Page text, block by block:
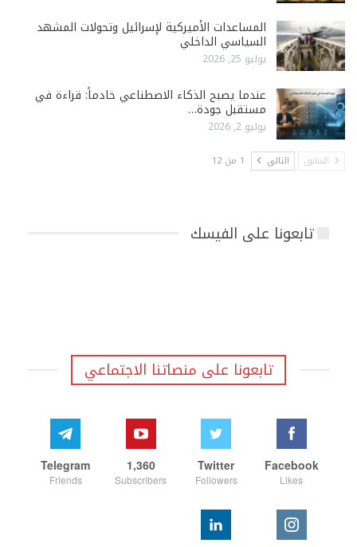
المساعدات الأميركية لإسرائيل وتحولات المشهد
السياسي الداخلي
يوليو 25, 2026
عندما يصبح الذكاء الاصطناعي خادماً: قراءة في
مستقبل جودة…
يوليو 2, 2026
السابق التالي 1 من 12
تابعونا على الفيسك
تابعونا على منصاتنا الاجتماعي
Facebook
Likes
Twitter
Followers
1,360
Subscribers
Telegram
Friends